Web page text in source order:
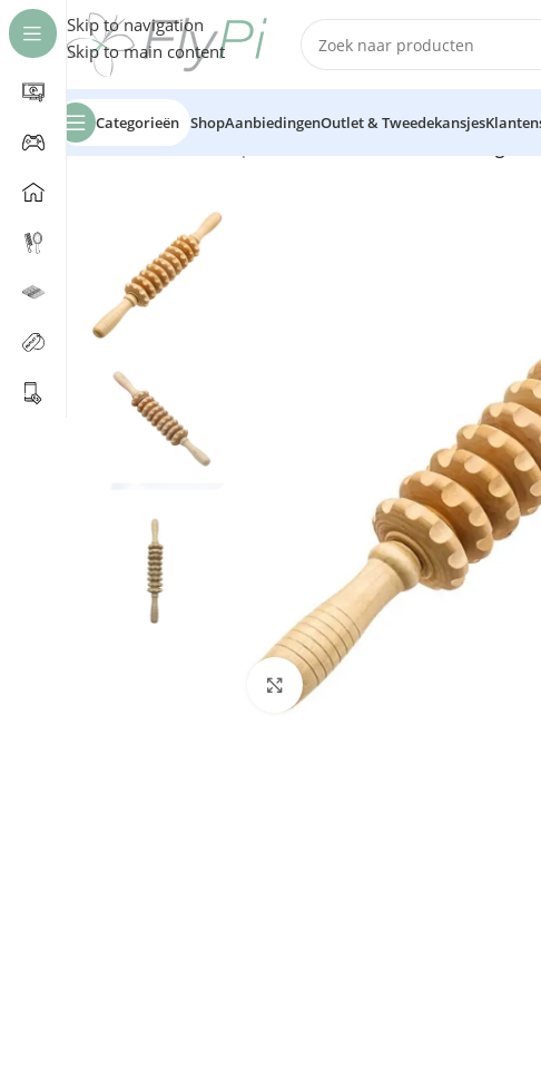
Skip to navigation
Skip to main content
Categorieën ShopAanbiedingenOutlet & Tweedekansjes
Home/Kantoor
Klik om te vergroten